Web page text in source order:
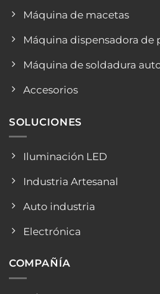
Máquina de macetas
Máquina dispensadora de
Máquina de soldadura
Accesorios
SOLUCIONES
Iluminación LED
Industria Artesanal
Auto industria
Electrónica
COMPAÑÍA